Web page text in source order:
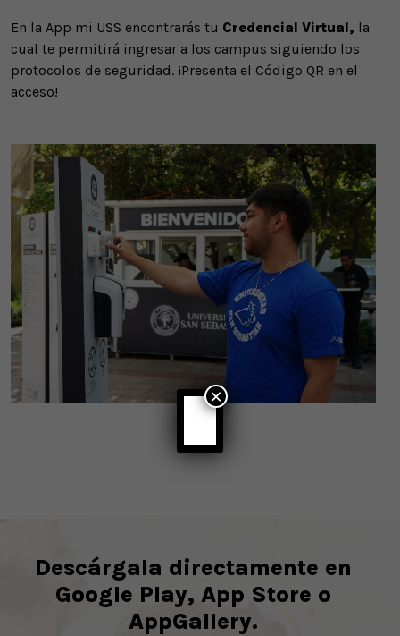
En la App mi USS encontrarás tu Credencial Virtual, la
cual te permitirá ingresar a los campus siguiendo los
protocolos de seguridad. ¡Presenta el Código QR en el
acceso!
Descárgala directamente en
Google Play, App Store o
AppGallery.
×